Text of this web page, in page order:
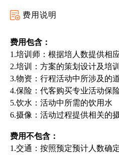
费用说明
费用包含：
1.培训师：根据培人 数提供相
2.培训：方案的策划设计及培
3.物资：行程活动中所涉及的
4.保险：代客购买专业活动保
5.饮水：活动中所需的饮用水
6.摄像：活动过程提供相关的
费用不包含：
1.交通：按照预定预计人数确